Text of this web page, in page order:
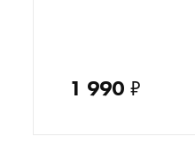
1 990 ₽